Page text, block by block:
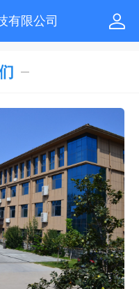
有限公司